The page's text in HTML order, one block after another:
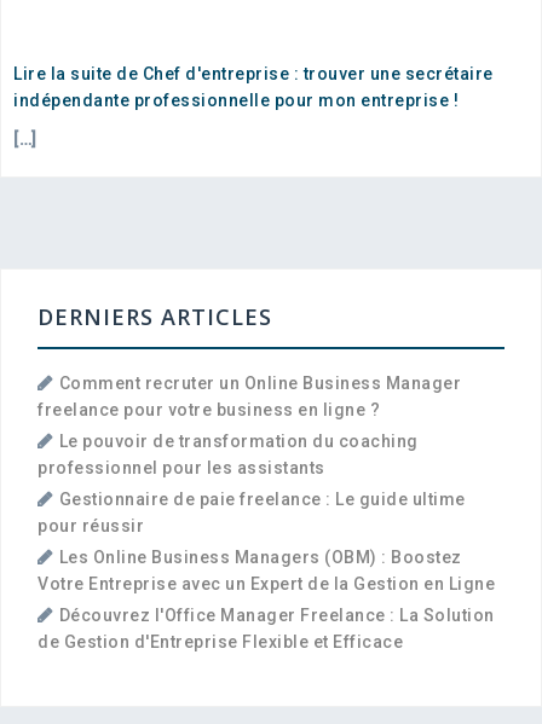
Lire la suite de Chef d'entreprise : trouver une secrétaire
indépendante professionnelle pour mon entreprise !
[…]
DERNIERS ARTICLES
Comment recruter un Online Business Manager
freelance pour votre business en ligne ?
Le pouvoir de transformation du coaching
professionnel pour les assistants
Gestionnaire de paie freelance : Le guide ultime
pour réussir
Les Online Business Managers (OBM) : Boostez
Votre Entreprise avec un Expert de la Gestion en Ligne
Découvrez l'Office Manager Freelance : La Solution
de Gestion d'Entreprise Flexible et Efficace